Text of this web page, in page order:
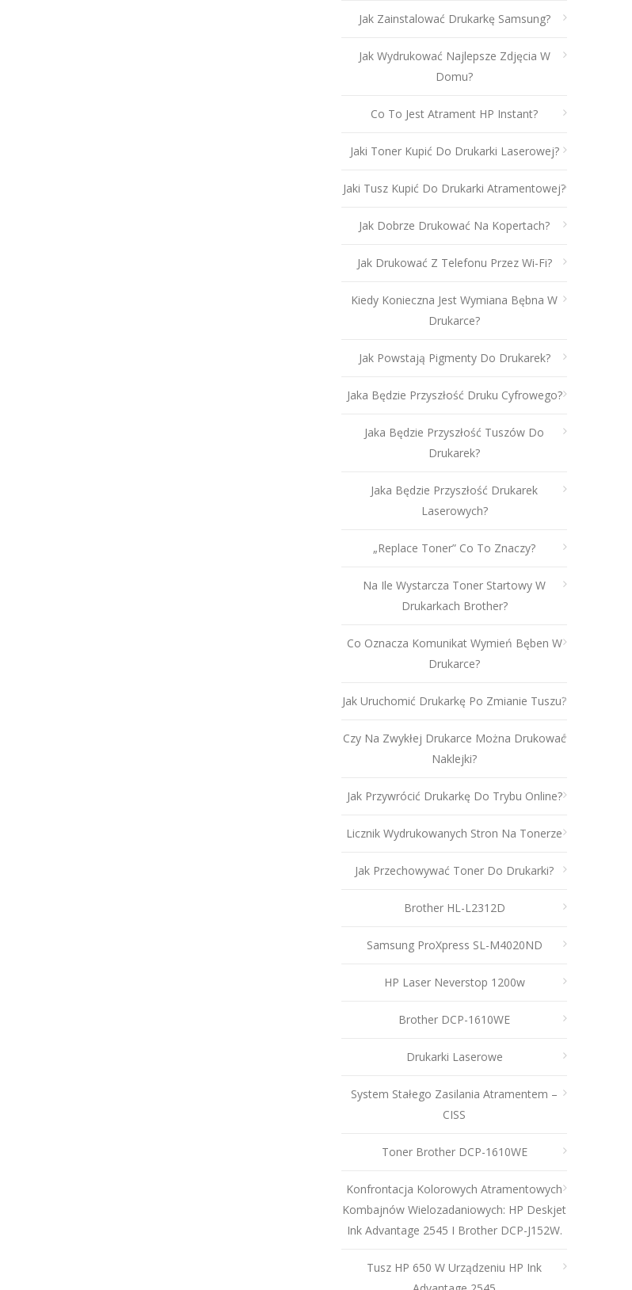
Jak Zainstalować Drukarkę Samsung?
Jak Wydrukować Najlepsze Zdjęcia W
Domu?
Co To Jest Atrament HP Instant?
Jaki Toner Kupić Do Drukarki Laserowej?
Jaki Tusz Kupić Do Drukarki Atramentowej?
Jak Dobrze Drukować Na Kopertach?
Jak Drukować Z Telefonu Przez Wi-Fi?
Kiedy Konieczna Jest Wymiana Bębna W
Drukarce?
Jak Powstają Pigmenty Do Drukarek?
Jaka Będzie Przyszłość Druku Cyfrowego?
Jaka Będzie Przyszłość Tuszów Do
Drukarek?
Jaka Będzie Przyszłość Drukarek
Laserowych?
„Replace Toner” Co To Znaczy?
Na Ile Wystarcza Toner Startowy W
Drukarkach Brother?
Co Oznacza Komunikat Wymień Bęben W
Drukarce?
Jak Uruchomić Drukarkę Po Zmianie Tuszu?
Czy Na Zwykłej Drukarce Można Drukować
Naklejki?
Jak Przywrócić Drukarkę Do Trybu Online?
Licznik Wydrukowanych Stron Na Tonerze
Jak Przechowywać Toner Do Drukarki?
Brother HL-L2312D
Samsung ProXpress SL-M4020ND
HP Laser Neverstop 1200w
Brother DCP-1610WE
Drukarki Laserowe
System Stałego Zasilania Atramentem –
CISS
Toner Brother DCP-1610WE
Konfrontacja Kolorowych Atramentowych
Kombajnów Wielozadaniowych: HP Deskjet
Ink Advantage 2545 I Brother DCP-J152W.
Tusz HP 650 W Urządzeniu HP Ink